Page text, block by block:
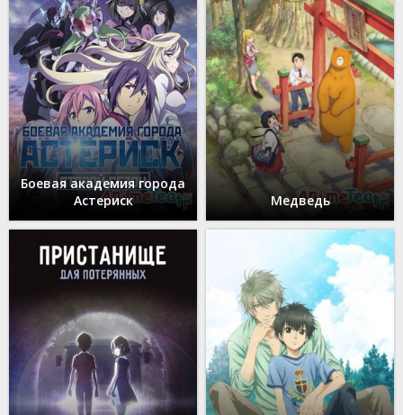
Боевая академия города
Астериск
Медведь